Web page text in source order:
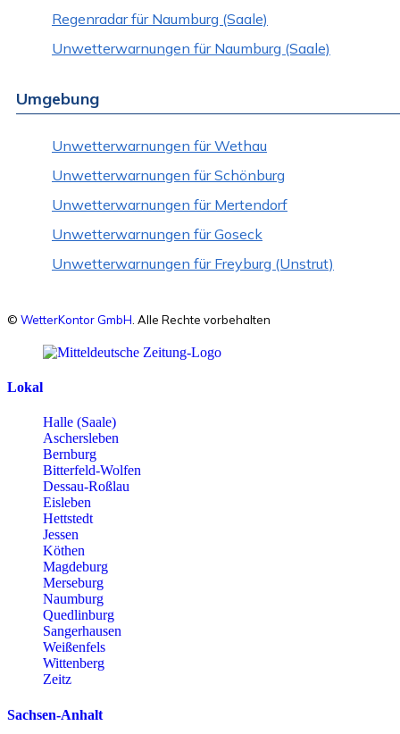
Regenradar für Naumburg (Saale)
Unwetterwarnungen für Naumburg (Saale)
Umgebung
Unwetterwarnungen für Wethau
Unwetterwarnungen für Schönburg
Unwetterwarnungen für Mertendorf
Unwetterwarnungen für Goseck
Unwetterwarnungen für Freyburg (Unstrut)
© WetterKontor GmbH . Alle Rechte vorbehalten
Lokal
Halle (Saale)
Aschersleben
Bernburg
Bitterfeld-Wolfen
Dessau-Roßlau
Eisleben
Hettstedt
Jessen
Köthen
Magdeburg
Merseburg
Naumburg
Quedlinburg
Sangerhausen
Weißenfels
Wittenberg
Zeitz
Sachsen-Anhalt